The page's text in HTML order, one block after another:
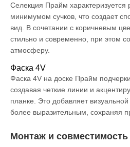
Селекция Прайм
минимумом сучков, что создает
вид. В сочетании с коричневым
стильно и современно, при этом
атмосферу.
Фаска 4V
Фаска 4V на доске Прайм
создавая четкие линии и
планке. Это добавляет
более выразительным, сохраняя
Монтаж и совместимость